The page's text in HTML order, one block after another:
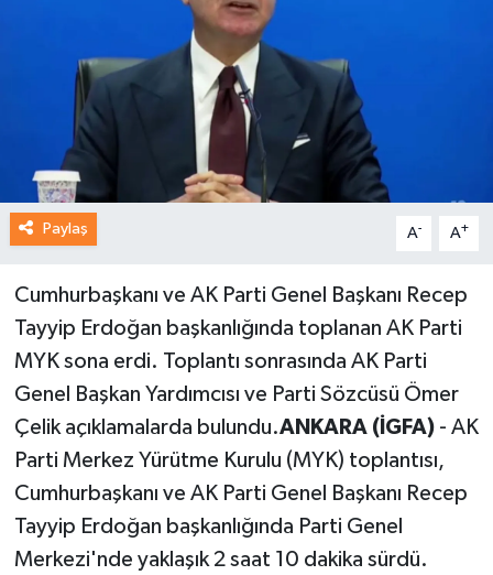
Paylaş A- A+
Cumhurbaşkanı ve AK Parti Genel Başkanı Recep
Tayyip Erdoğan başkanlığında toplanan AK Parti
MYK sona erdi. Toplantı sonrasında AK Parti
Genel Başkan Yardımcısı ve Parti Sözcüsü Ömer
Çelik açıklamalarda bulundu.ANKARA (İGFA) - AK
Parti Merkez Yürütme Kurulu (MYK) toplantısı,
Cumhurbaşkanı ve AK Parti Genel Başkanı Recep
Tayyip Erdoğan başkanlığında Parti Genel
Merkezi'nde yaklaşık 2 saat 10 dakika sürdü.